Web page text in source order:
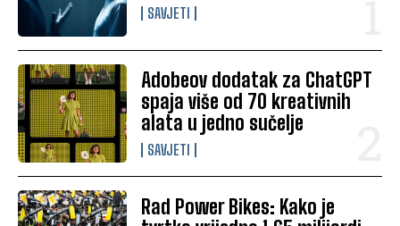
SAVJETI
Adobeov dodatak za ChatGPT
spaja više od 70 kreativnih
alata u jedno sučelje
SAVJETI
Rad Power Bikes: Kako je